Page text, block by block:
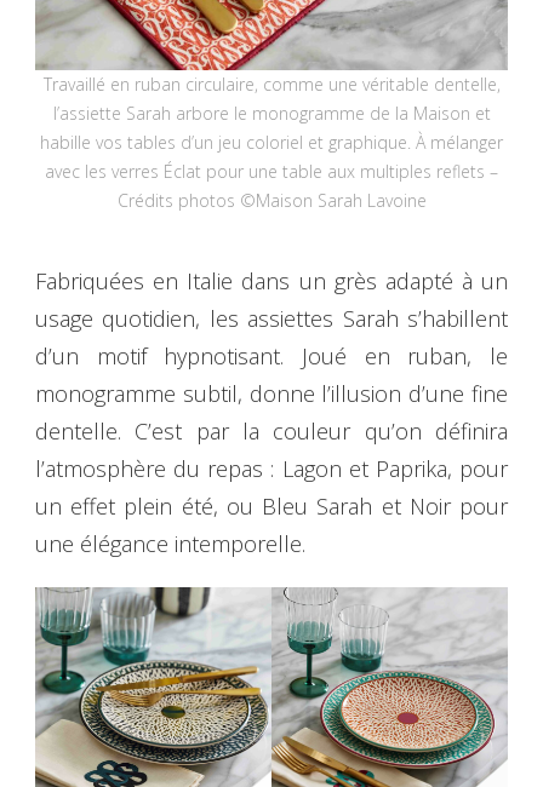
Travaillé en ruban circulaire, comme une véritable dentelle,
l’assiette Sarah arbore le monogramme de la Maison et
habille vos tables d’un jeu coloriel et graphique. À mélanger
avec les verres Éclat pour une table aux multiples reflets –
Crédits photos ©Maison Sarah Lavoine
Fabriquées en Italie dans un grès adapté à un
usage quotidien, les assiettes Sarah s’habillent
d’un motif hypnotisant. Joué en ruban, le
monogramme subtil, donne l’illusion d’une fine
dentelle. C’est par la couleur qu’on définira
l’atmosphère du repas : Lagon et Paprika, pour
un effet plein été, ou Bleu Sarah et Noir pour
une élégance intemporelle.